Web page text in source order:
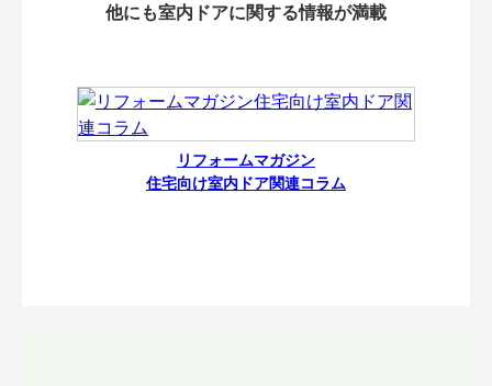
他にも室内ドアに関する情報が満載
リフォームマガジン
住宅向け室内ドア関連コラム